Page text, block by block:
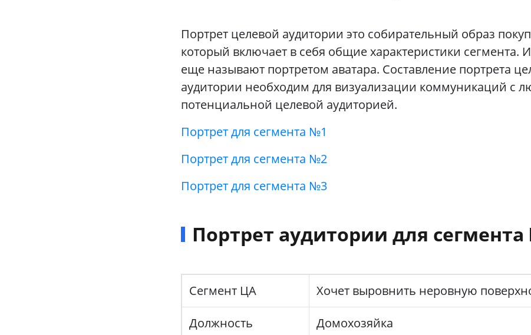
Портрет целевой аудитории это собирательный образ
который включает в себя общие характеристики сегмента.
еще называют портретом аватара. Составление портрета
аудитории необходим для визуализации коммуникаций с
потенциальной целевой аудиторией.
Портрет для сегмента №1
Портрет для сегмента №2
Портрет для сегмента №3
Портрет аудитории для
Сегмент ЦА Хочет выровнить неровную
Должность Домохозяйка